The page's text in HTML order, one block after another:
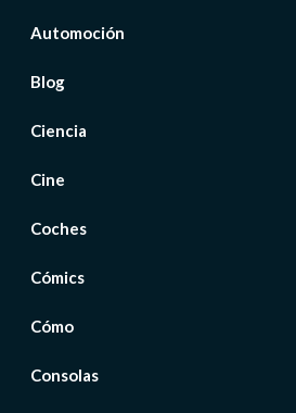
Automoción
Blog
Ciencia
Cine
Coches
Cómics
Cómo
Consolas